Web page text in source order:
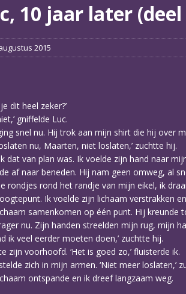
10 jaar later (deel
2015
dit heel zeker?’
gniffelde Luc.
snel nu. Hij trok aan mijn shirt die hij over
nu, Maarten, niet loslaten,’ zuchtte hij.
dat van plan was. Ik voelde zijn hand naar
af naar beneden. Hij nam geen omweg, al
rondjes rond het randje van mijn eikel, ik
Ik voelde zijn lichaam verstrakken
samenkomen op één punt. Hij kreunde
nu. Zijn handen streelden mijn rug, mijn
ik veel eerder moeten doen,’ zuchtte hij.
zijn voorhoofd. ‘Het is goed zo,’ fluisterde ik.
zich in mijn armen. ‘Niet meer
ontspande en ik dreef langzaam weg.